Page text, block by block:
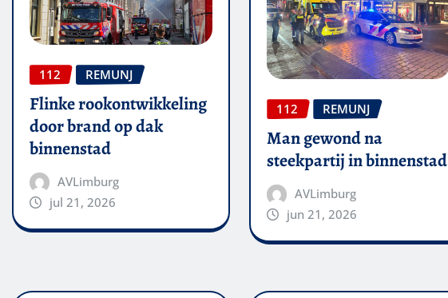
112 REMUNJ
Flinke rookontwikkeling
door brand op dak
binnenstad
AVLimburg
jul 21, 2026
112 REMUNJ
Man gewond na
steekpartij in binnenstad
AVLimburg
jun 21, 2026